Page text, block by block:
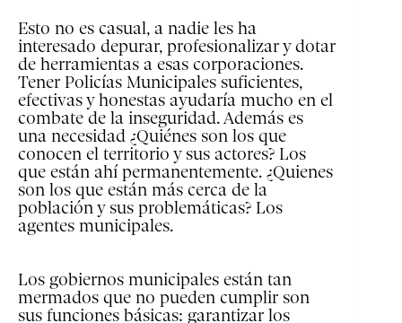
Esto no es casual, a nadie les ha
interesado depurar, profesionalizar y dotar
de herramientas a esas corporaciones.
Tener Policías Municipales suficientes,
efectivas y honestas ayudaría mucho en el
combate de la inseguridad. Además es
una necesidad ¿Quiénes son los que
conocen el territorio y sus actores? Los
que están ahí permanentemente. ¿Quienes
son los que están más cerca de la
población y sus problemáticas? Los
agentes municipales.
Los gobiernos municipales están tan
mermados que no pueden cumplir son
sus funciones básicas: garantizar los